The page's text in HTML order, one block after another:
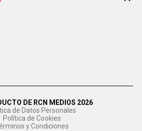
DE RCN MEDIOS 2026
de Datos Personales
Política de Cookies
y Condiciones